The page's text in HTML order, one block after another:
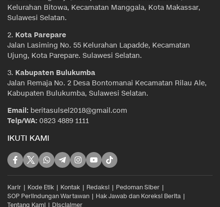
Kelurahan Bitowa, Kecamatan Manggala, Kota Makassar,
Sulawesi Selatan.
2. Kota Parepare
Jalan Lasiming No. 55 Kelurahan Lapadde, Kecamatan
Ujung, Kota Parepare. Sulawesi Selatan.
3. Kabupaten Bulukumba
Jalan Remaja No. 2 Desa Bontomanai Kecamatan Rilau Ale,
Kabupaten Bulukumba, Sulawesi Selatan.
Email: beritasulsel2018@gmail.com
Telp/WA: 0823 4889 1111
IKUTI KAMI
Karir Kode Etik Kontak Redaksi
Pedoman Siber
SOP Perlindungan Wartawan
Hak Jawab dan Koreksi Berita
Tentang Kami
Disclaimer